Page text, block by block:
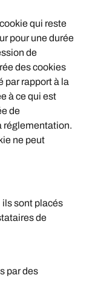
qui reste
pour une durée
de
des cookies
par rapport à la
à ce qui est
de
réglementation.
ne peut
ils sont placés
de
par des